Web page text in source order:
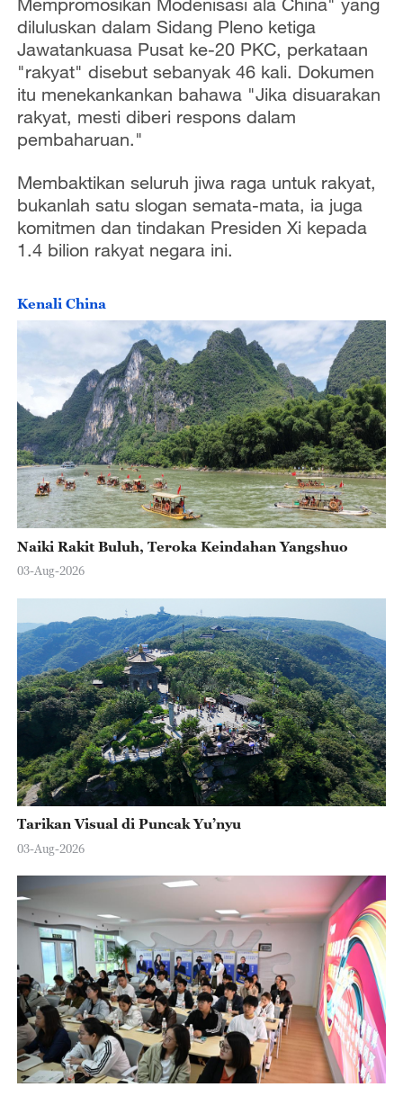
diluluskan dalam Sidang Pleno ketiga
Jawatankuasa Pusat ke-20 PKC, perkataan
"rakyat" disebut sebanyak 46 kali. Dokumen
itu menekankankan bahawa "Jika disuarakan
rakyat, mesti diberi respons dalam
pembaharuan."
Membaktikan seluruh jiwa raga untuk rakyat,
bukanlah satu slogan semata-mata, ia juga
komitmen dan tindakan Presiden Xi kepada
1.4 bilion rakyat negara ini.
Kenali China
Naiki Rakit Buluh, Teroka Keindahan Yangshuo
03-Aug-2026
Tarikan Visual di Puncak Yu’nyu
03-Aug-2026